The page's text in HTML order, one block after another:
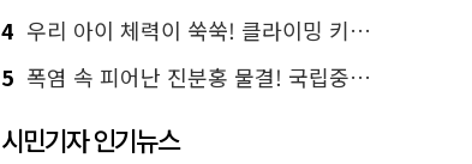
4 우리 아이 체력이 쑥쑥! 클라이밍 키즈카페·어린이 체력장
5 폭염 속 피어난 진분홍 물결! 국립중앙박물관 배롱나무 명소
시민기자 인기뉴스